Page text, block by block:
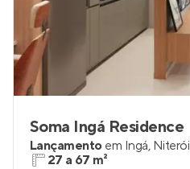
Soma Ingá Residence
Lançamento em Ingá, Niterói
27 a 67 m²